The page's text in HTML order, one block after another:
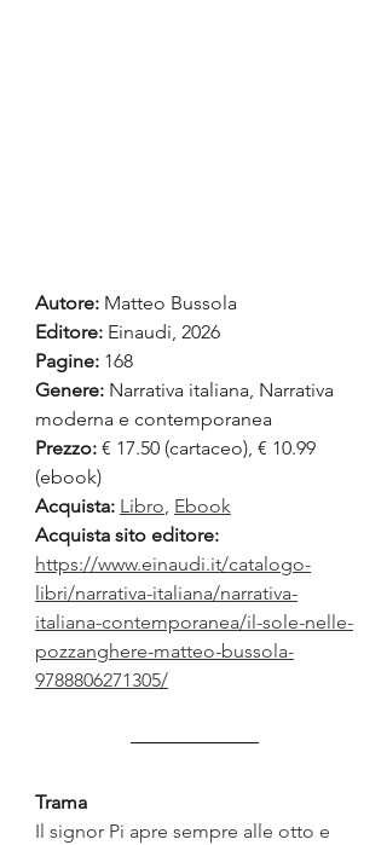
Autore: Matteo Bussola
Editore: Einaudi, 2026
Pagine: 168
Genere: Narrativa italiana, Narrativa
moderna e contemporanea
Prezzo: € 17.50 (cartaceo), € 10.99
(ebook)
Acquista: Libro, Ebook
Acquista sito editore:
https://www.einaudi.it/catalogo-
libri/narrativa-italiana/narrativa-
italiana-contemporanea/il-sole-nelle-
pozzanghere-matteo-bussola-
9788806271305/
Trama
Il signor Pi apre sempre alle otto e